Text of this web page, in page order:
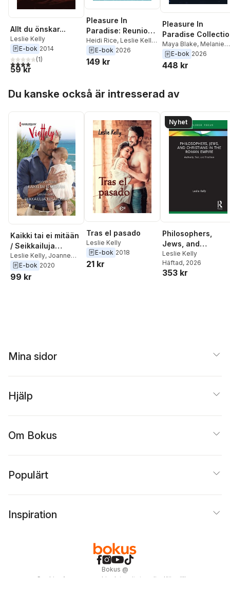
Allt du önskar...
Leslie Kelly
E-bok 2014
4,0utav 5 stjärnor. Totalt antal röster:
(1)
59 kr
Pleasure In
Paradise: Reunion
In The Sand
Heidi Rice, Leslie Kelly ,
Jennifer Hayward
E-bok 2026
149 kr
Pleasure In
Paradise
Maya Blake, Melanie
Milburne, Michelle
Smart ,Heidi Rice
Chantelle Shaw
Ruttan
Bennett
E-bok 2026
448 kr
Du kanske också är intresserad av
Kaikki tai ei mitään
/ Seikkailuja
kesäyössä
Leslie Kelly, Joanne
RockE-bok 2020
99 kr
Tras el pasado
Leslie Kelly
E-bok 2018
21 kr
Nyhet
Philosophers,
Jews, and
Christians in the
Roman Empire
Leslie Kelly
Häftad, 2026
353 kr
Mina sidor
Hjälp
Om Bokus
Populärt
Inspiration
Bokus @
Cookies
Anpassa cookies Integritetspolicy Köpvillkor